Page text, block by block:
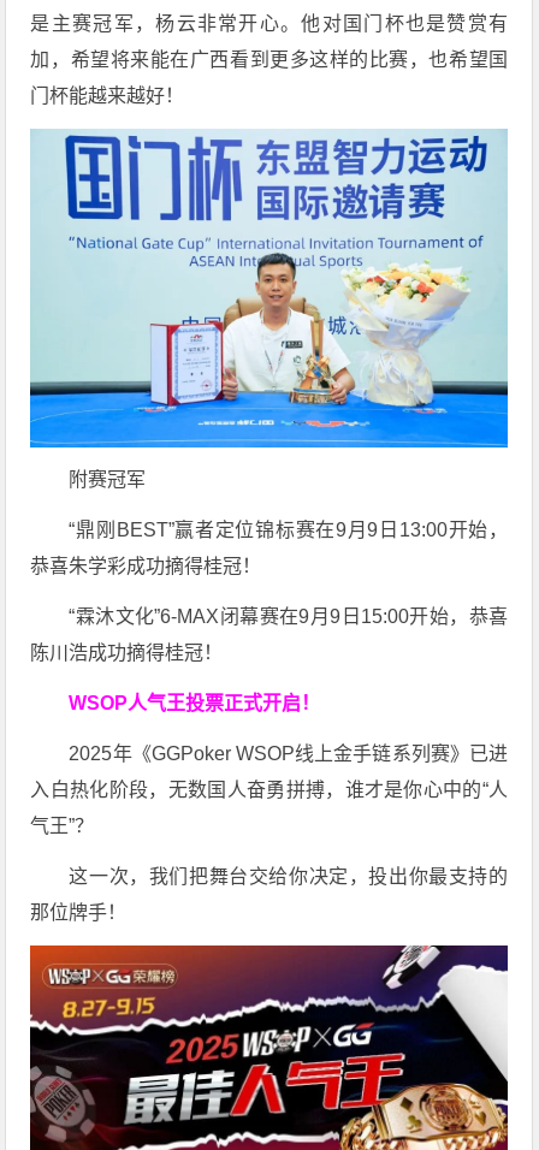
是主赛冠军，杨云非常开心。他对国门杯也是赞赏有
加，希望将来能在广西看到更多这样的比赛，也希望国
门杯能越来越好！
附赛冠军
“鼎刚BEST”赢者定位锦标赛在9月9日13:00开始，
恭喜朱学彩成功摘得桂冠！
“霖沐文化”6-MAX闭幕赛在9月9日15:00开始，恭喜
陈川浩成功摘得桂冠！
WSOP人气王投票正式开启！
2025年《GGPoker WSOP线上金手链系列赛》已进
入白热化阶段，无数国人奋勇拼搏，谁才是你心中的“人
气王”？
这一次，我们把舞台交给你决定，投出你最支持的
那位牌手！